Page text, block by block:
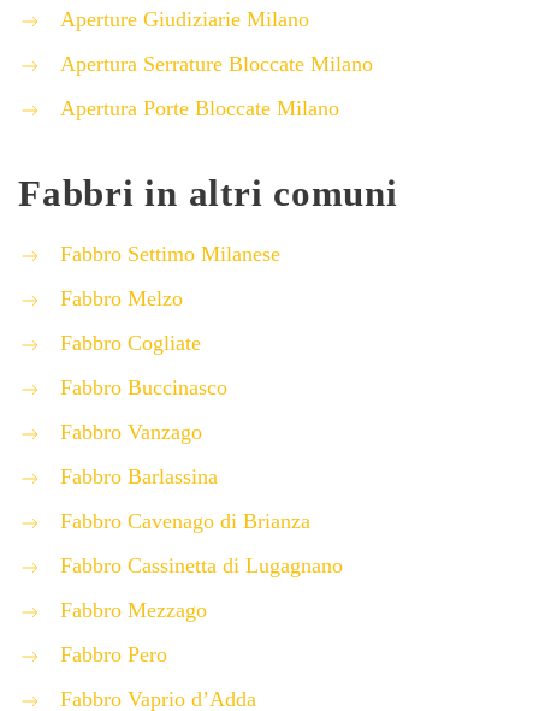
Aperture Giudiziarie Milano
Apertura Serrature Bloccate Milano
Apertura Porte Bloccate Milano
Fabbri in altri comuni
Fabbro Settimo Milanese
Fabbro Melzo
Fabbro Cogliate
Fabbro Buccinasco
Fabbro Vanzago
Fabbro Barlassina
Fabbro Cavenago di Brianza
Fabbro Cassinetta di Lugagnano
Fabbro Mezzago
Fabbro Pero
Fabbro Vaprio d’Adda